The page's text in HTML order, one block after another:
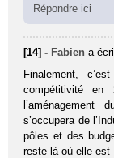
Répondre ici
[14] - Fabien a
Finalement,
compétitivité
s’occupera de
pôles et des
reste là où elle est